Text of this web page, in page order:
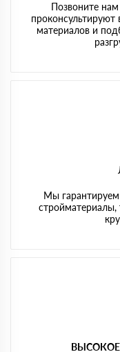
Позвоните
проконсультируют
материалов и
Мы
стройматериалы,